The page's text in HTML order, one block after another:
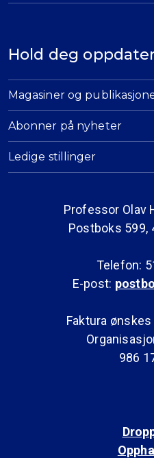
Hold deg
Magasiner og
Abonner på nyheter
Ledige stillinger
Professor Olav
Postboks 599,
Telefon:
E-post:
Faktura
986